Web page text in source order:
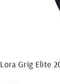
Lora Grig Elite